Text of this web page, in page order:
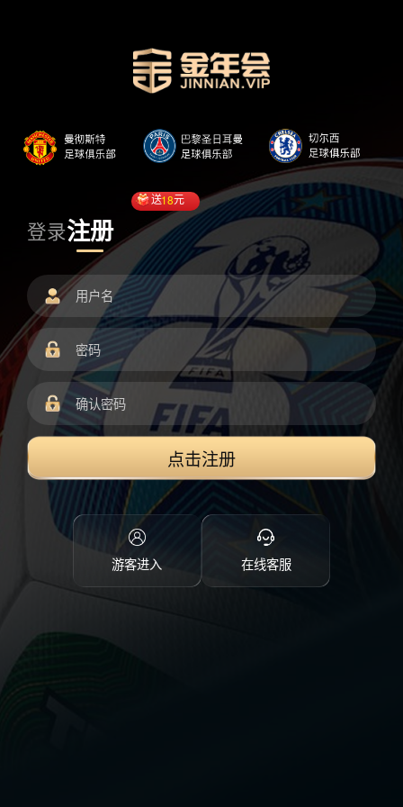
登录注册
送18元
点击注册
游客进入 在线客服